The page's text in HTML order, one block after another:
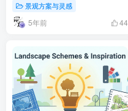
景观方案与灵感
5年前 44